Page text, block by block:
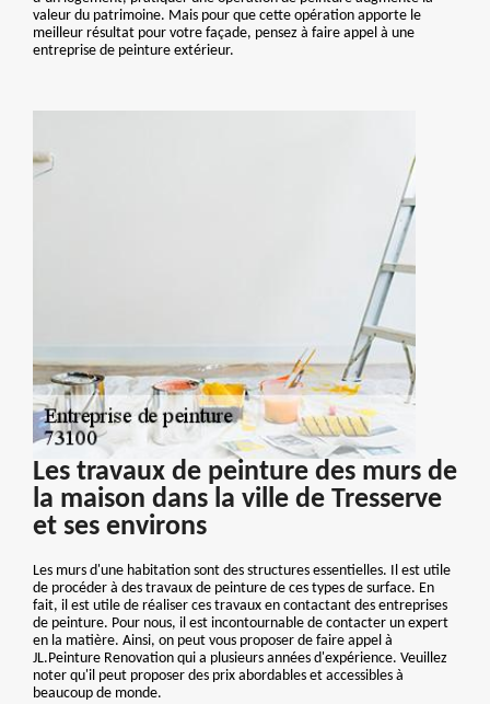
valeur du patrimoine. Mais pour que cette opération apporte le
meilleur résultat pour votre façade, pensez à faire appel à une
entreprise de peinture extérieur.
Les travaux de peinture des murs de
la maison dans la ville de Tresserve
et ses environs
Les murs d'une habitation sont des structures essentielles. Il est utile
de procéder à des travaux de peinture de ces types de surface. En
fait, il est utile de réaliser ces travaux en contactant des entreprises
de peinture. Pour nous, il est incontournable de contacter un expert
en la matière. Ainsi, on peut vous proposer de faire appel à
JL.Peinture Renovation qui a plusieurs années d'expérience. Veuillez
noter qu'il peut proposer des prix abordables et accessibles à
beaucoup de monde.